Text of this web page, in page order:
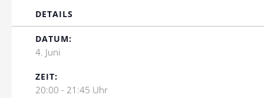
DETAILS
DATUM:
4. Juni
ZEIT:
20:00 - 21:45 Uhr